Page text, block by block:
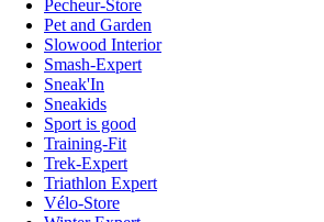
Pecheur-Store
Pet and Garden
Slowood Interior
Smash-Expert
Sneak'In
Sneakids
Sport is good
Training-Fit
Trek-Expert
Triathlon Expert
Vélo-Store